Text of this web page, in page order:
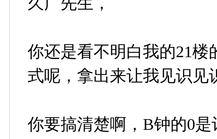
你还是看不明白我的21
式呢，拿出来让我见识见
你要搞清楚啊，B钟的0